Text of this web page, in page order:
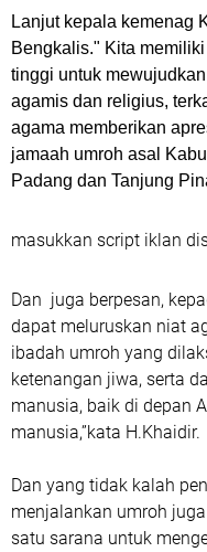
Lanjut kepala kemenag
Bengkalis." Kita
tinggi untuk
agamis dan religius,
agama memberikan
jamaah umroh asal
Padang dan Tanjung
masukkan script iklan
Dan juga berpesan,
dapat meluruskan niat
ibadah umroh yang
ketenangan jiwa, serta
manusia, baik di depan
manusia,”kata H.Khaidir.
Dan yang tidak kalah
menjalankan umroh
satu sarana untuk